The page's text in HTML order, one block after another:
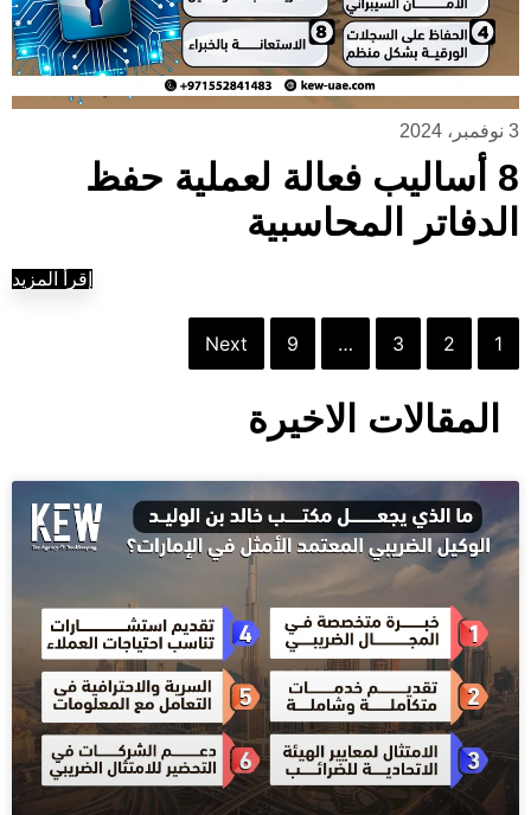
3 نوفمبر، 2024
8 أساليب فعالة لعملية حفظ
الدفاتر المحاسبية
إقرأ المزيد
1
2
3
…
9
Next
المقالات الاخيرة